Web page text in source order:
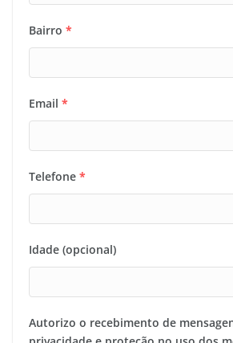
Bairro *
Email *
Telefone *
Idade (opcional)
Autorizo o recebimento de